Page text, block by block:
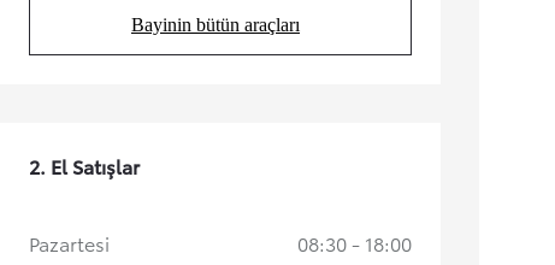
Bayinin bütün araçları
(Opens in new tab)
2. El Satışlar
Pazartesi
08:30 - 18:00